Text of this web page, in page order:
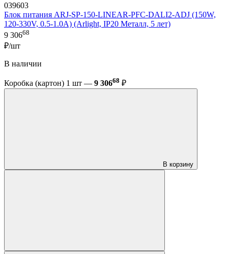
039603
Блок питания ARJ-SP-150-LINEAR-PFC-DALI2-ADJ (150W,
120-330V, 0.5-1.0A) (Arlight, IP20 Металл, 5 лет)
9 30668
₽/шт
В наличии
Коробка (картон) 1 шт — 9 30668 ₽
В корзину